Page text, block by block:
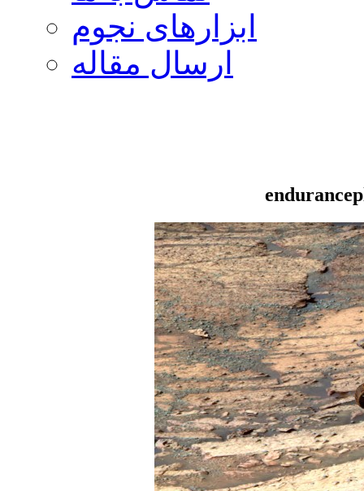
ابزارهای نجوم
ارسال مقاله